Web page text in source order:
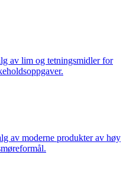
av lim og tetningsmidler for
av moderne produkter av høy